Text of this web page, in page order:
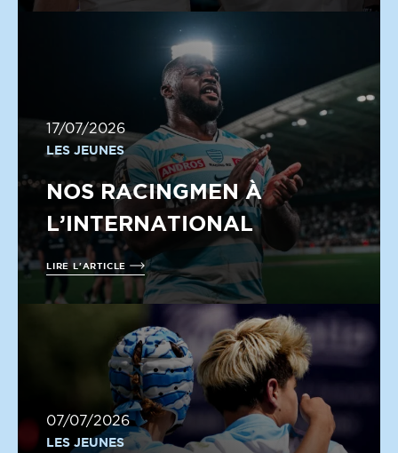
17/07/2026
LES JEUNES
NOS RACINGMEN À
L’INTERNATIONAL
LIRE L'ARTICLE
07/07/2026
LES JEUNES